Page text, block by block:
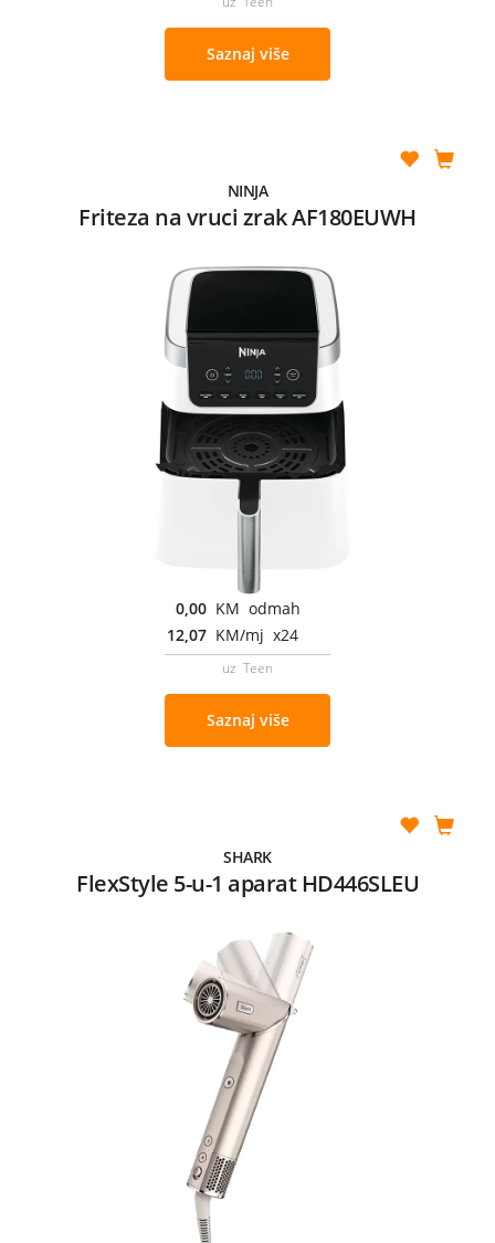
Saznaj više
NINJA
Friteza na vruci zrak AF180EUWH
0,00 KM odmah
12,07 KM/mj x24
uz Teen
Saznaj više
SHARK
FlexStyle 5-u-1 aparat HD446SLEU